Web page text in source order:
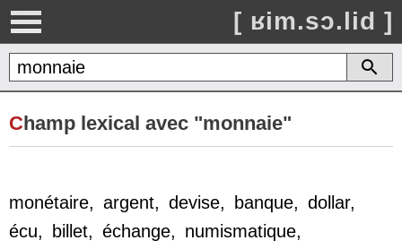
[ ʁim.sɔ.lid ]
Champ lexical avec "monnaie"
monétaire, argent, devise, banque, dollar,
écu, billet, échange, numismatique,